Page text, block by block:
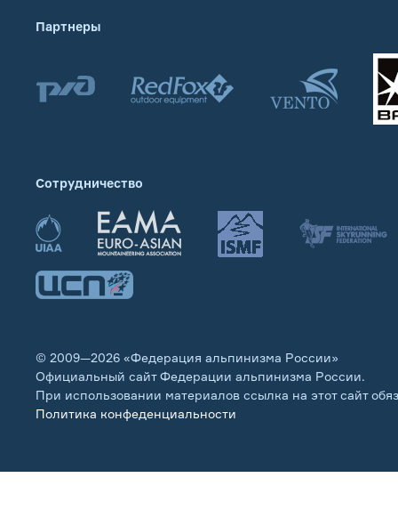
Партнеры
Сотрудничество
© 2009—2026 «Федерация альпинизма России»
Официальный сайт Федерации альпинизма России.
При использовании материалов ссылка на этот сайт
Политика конфеденциальности